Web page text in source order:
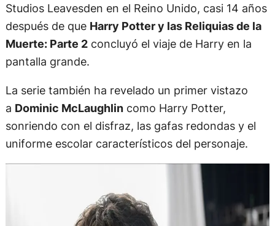
Studios Leavesden en el Reino Unido, casi 14 años
después de que Harry Potter y las Reliquias de la
Muerte: Parte 2concluyó el viaje de Harry en la
pantalla grande.
La serie también ha revelado un primer vistazo
a Dominic McLaughlincomo Harry Potter,
sonriendo con el disfraz, las gafas redondas y el
uniforme escolar característicos del personaje.